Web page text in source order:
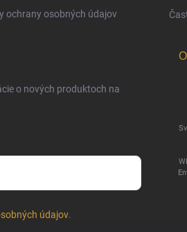
ochrany osobných údajov
o nových produktoch na
údajov.